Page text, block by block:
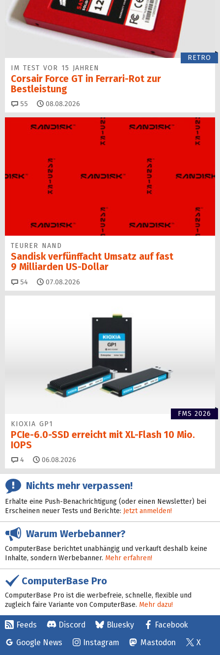
RETRO
IM TEST VOR 15 JAHREN
Corsair Force GT in Ferrari-Rot zur
Bestleistung
55 Kommentare
08.08.2026
TEURER NAND
Sandisk verfünffacht Umsatz auf fast
9 Milliarden US-Dollar
54 Kommentare
07.08.2026
FMS 2026
KIOXIA GP1
PCIe-6.0-SSD erreicht mit XL-Flash 10 Mio.
IOPS
4 Kommentare
06.08.2026
Nichts mehr verpassen!
Erhalte eine Push-Benachrichtigung (oder einen Newsletter) bei
Erscheinen neuer Tests und Berichte: Jetzt anmelden!
Warum Werbebanner?
ComputerBase berichtet unabhängig und verkauft deshalb keine
Inhalte, sondern Werbebanner. Mehr erfahren!
ComputerBase Pro
ComputerBase Pro ist die werbefreie, schnelle, flexible und
zugleich faire Variante von ComputerBase. Mehr dazu!
Feeds Discord Bluesky
Facebook
Google News
Instagram Mastodon X